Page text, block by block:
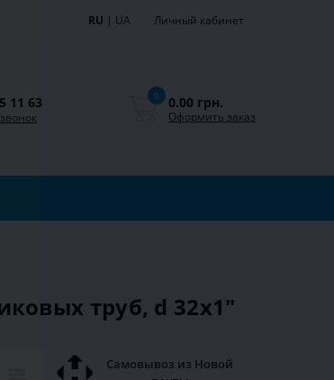
RU | UA Личный кабинет
11 63 0 0.00 грн.
Оформить заказ
труб, d 32x1″
Самовывоз из Новой